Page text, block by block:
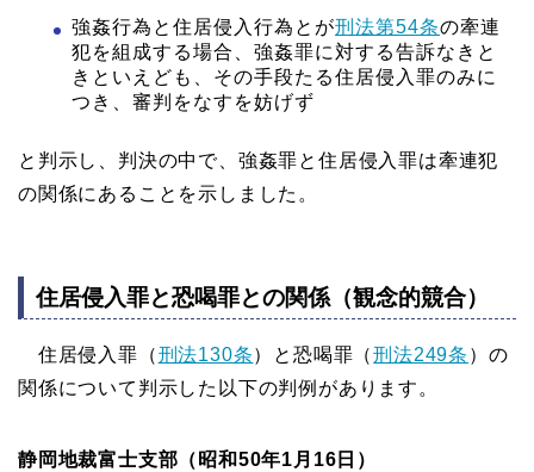
強姦行為と住居侵入行為とが刑法第54条の牽連
犯を組成する場合、強姦罪に対する告訴なきと
きといえども、その手段たる住居侵入罪のみに
つき、審判をなすを妨げず
と判示し、判決の中で、強姦罪と住居侵入罪は牽連犯
の関係にあることを示しました。
住居侵入罪と恐喝罪との関係（観念的競合）
住居侵入罪（刑法130条）と恐喝罪（刑法249条 ）の
関係について判示した以下の判例があります。
静岡地裁富士支部（昭和50年1月16日）